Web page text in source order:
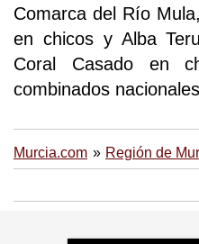
Comarca del Río
en chicos y Alba
Coral Casado en
combinados
Murcia.com Región de